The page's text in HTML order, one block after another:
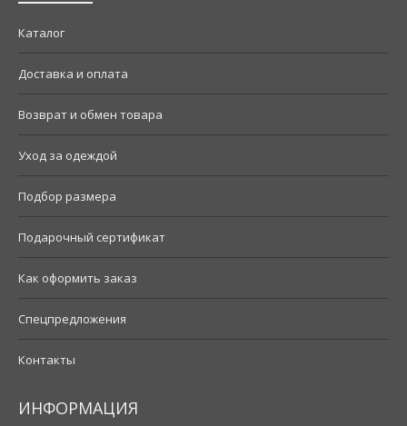
Каталог
Доставка и оплата
Возврат и обмен товара
Уход за одеждой
Подбор размера
Подарочный сертификат
Как оформить заказ
Спецпредложения
Контакты
ИНФОРМАЦИЯ